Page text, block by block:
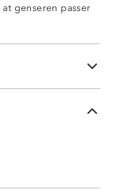
genseren passer